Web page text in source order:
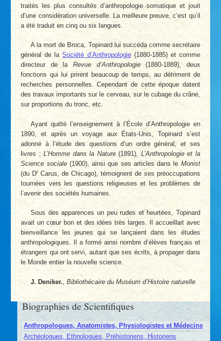
traités les plus consultés d’anthropologie somatique et jouit
d’une considération universelle. La meilleure preuve, c’est qu’il
a été traduit en cinq ou six langues.
A la mort de Broca, Topinard lui succéda comme secrétaire
général de laSociété d’Anthropologie(1880-1885) et comme
directeur de la Revue d’Anthropologie(1880-1889), deux
fonctions qui lui prirent beaucoup de temps, au détriment de
recherches personnelles. Cependant de cette époque datent
des travaux importants sur le cerveau, sur le cubage du crâne,
sur proportions du tronc, etc.
Ayant quitté l’enseignement à l’École d’Anthropologie en
1890, et après un voyage aux États-Unis, Topinard s’est
adonné à l’étude des questions d’un ordre général, et ses
livres ;L’Homme dans la Nature(1891),L’Anthropologie et la
Science sociale(1900), ainsi que ses articles dans le Monist
(du DrCarus, de Chicago), témoignent de ses préoccupations
tournées vers les questions religieuses et les problèmes de
l’avenir des sociétés humaines.
Sous des apparences un peu rudes et heurtées, Topinard
avait un cœur bon et des idées très larges. Il accueillait avec
bienveillance les jeunes qui se lançaient dans les études
anthropologiques. Il a formé ainsi nombre d’élèves français et
étrangers qui ont servi, autant que ses écrits, à propager dans
le Monde entier la nouvelle science.
J. Deniker. ,Bibliothécaire du Muséum d’Histoire naturelle
Biographies de Scientifiques
Anthropologues, Anatomistes, Physiologistes et Médecins
Archéologues, Ethnologues, Préhistoriens, Historiens